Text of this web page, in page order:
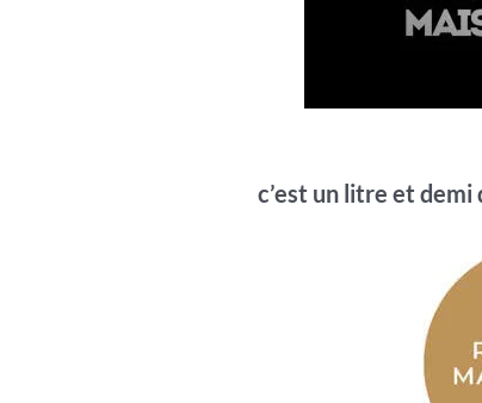
c’est un litre et demi